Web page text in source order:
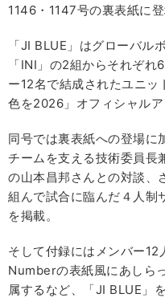
1146・1147号の裏表紙に登
「JI BLUE」はグローバル
「INI」の2組からそれぞ
ー12名で結成されたユニ
色を2026」オフィシャルア
同号では裏表紙への登場に
チームを支える技術委員長
の山本昌邦さんとの対談、
組んで試合に臨んだ４人
を掲載。
そして付録にはメンバー
Numberの表紙風にあしら
属するなど、「JI BLUE」